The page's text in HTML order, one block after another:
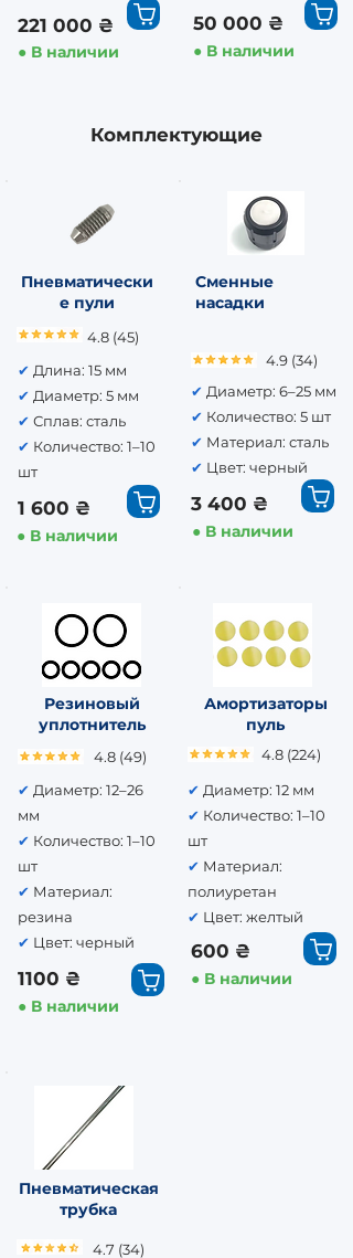
221 000 ₴
● В наличии
50 000 ₴
● В наличии
Комплектующие
Пневматически
е пули
4.8 (45)
✔ Длина: 15 мм
✔ Диаметр: 5 мм
✔ Сплав: сталь
✔ Количество: 1–10
шт
1 600 ₴
● В наличии
Сменные
насадки
4.9 (34)
✔ Диаметр: 6–25 мм
✔ Количество: 5 шт
✔ Материал: сталь
✔ Цвет: черный
3 400 ₴
● В наличии
Резиновый
уплотнитель
4.8 (49)
✔ Диаметр: 12–26
мм
✔ Количество: 1–10
шт
✔ Материал:
резина
✔ Цвет: черный
1100 ₴
● В наличии
Амортизаторы
пуль
4.8 (224)
✔ Диаметр: 12 мм
✔ Количество: 1–10
шт
✔ Материал:
полиуретан
✔ Цвет: желтый
600 ₴
● В наличии
Пневматическая
трубка
4.7 (34)